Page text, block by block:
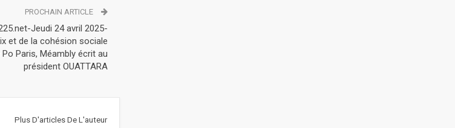
PROCHAIN ARTICLE
Jeudi 24 avril 2025-
et de la cohésion sociale
Paris, Méambly écrit au
président OUATTARA
Plus D'articles De L'auteur